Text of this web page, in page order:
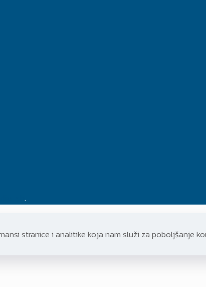
.
stranice i analitike koja nam služi za poboljšanje